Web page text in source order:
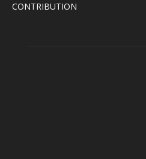
CONTRIBUTION